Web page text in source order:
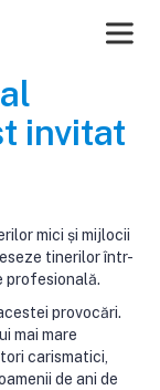
invitat
mici și mijlocii
tinerilor într-
profesională.
provocări.
mai mare
carismatici,
de ani de